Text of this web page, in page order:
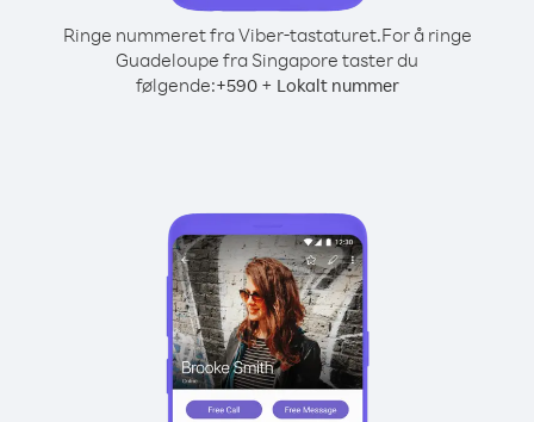
Ringe nummeret fra Viber-tastaturet.For å ringe
Guadeloupe fra Singapore taster du
følgende:+590+ Lokalt nummer